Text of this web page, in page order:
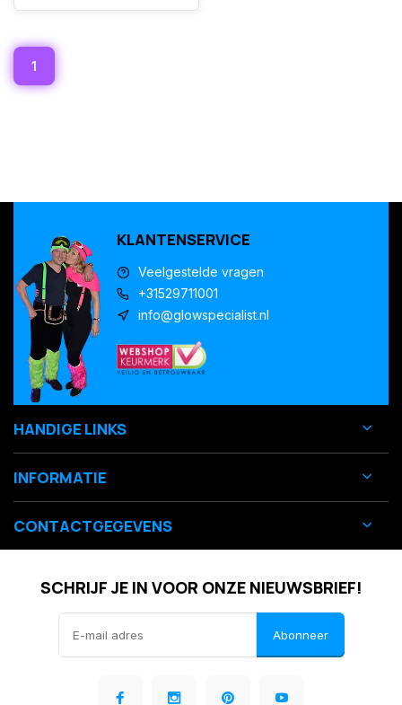
1
KLANTENSERVICE
Veelgestelde vragen
+31529711001
info@glowspecialist.nl
HANDIGE LINKS
INFORMATIE
CONTACTGEGEVENS
SCHRIJF JE IN VOOR ONZE NIEUWSBRIEF!
Abonneer